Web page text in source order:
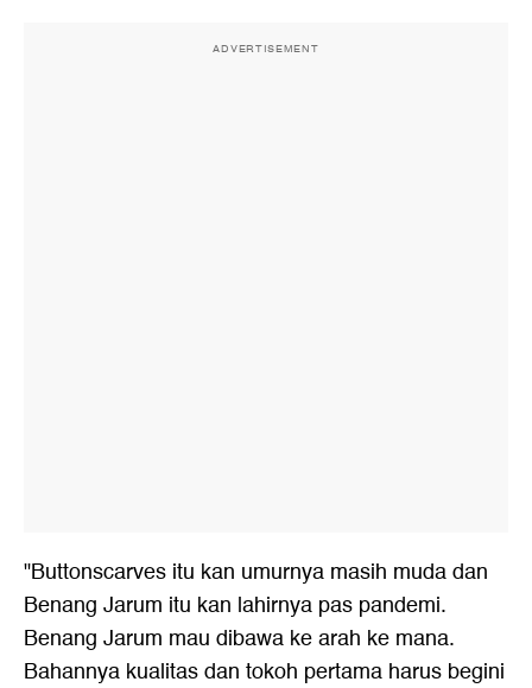
ADVERTISEMENT
"Buttonscarves itu kan umurnya masih muda dan
Benang Jarum itu kan lahirnya pas pandemi.
Benang Jarum mau dibawa ke arah ke mana.
Bahannya kualitas dan tokoh pertama harus begini